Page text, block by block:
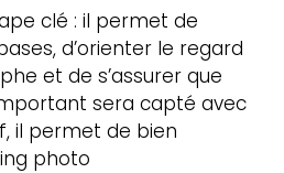
clé : il permet de
d’orienter le regard
et de s’assurer que
sera capté avec
il permet de bien
photo